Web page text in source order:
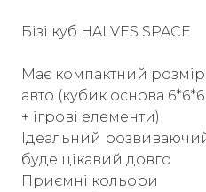
Бізі куб HALVES SPACE
Має компактний розмір
авто (кубик основа
+ ігрові елементи)
Ідеальний
буде цікавий довго
Приємні кольори